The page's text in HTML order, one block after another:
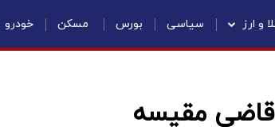
و ارز سیاسی بورس مسکن خودرو
قاضی مقیسه